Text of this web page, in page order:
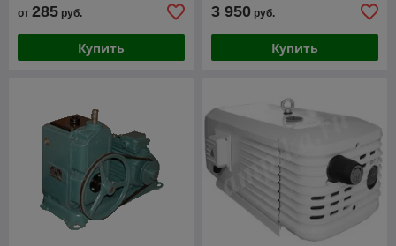
от 285 руб.
Купить
3 950 руб.
Купить